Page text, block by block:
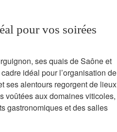
pour vos soirées
ses quais de Saône et
idéal pour l’organisation de
ses alentours regorgent de lieux
voûtées aux domaines viticoles,
gastronomiques et des salles